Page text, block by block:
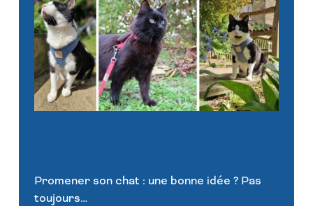
Promener son chat : une bonne idée ? Pas
toujours…